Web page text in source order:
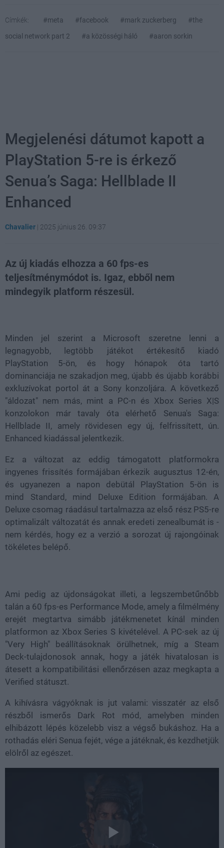
Címkék: #meta #facebook #mark zuckerberg
#the
social network part 2
#a közösségi háló #aaron sorkin
Megjelenési dátumot kapott a
PlayStation 5-re is érkező
Senua’s Saga: Hellblade II
Enhanced
Chavalier | 2025 június 26. 09:37
Az új kiadás elhozza a 60 fps-es
teljesítménymódot is. Igaz, ebből nem
mindegyik platform részesül.
Minden jel szerint a Microsoft szeretne lenni a
legnagyobb, legtöbb játékot értékesítő kiadó
PlayStation 5-ön, és hogy hónapok óta tartó
dominanciája ne szakadjon meg, újabb és újabb korábbi
exkluzívokat portol át a Sony konzoljára. A következő
"áldozat" nem más, mint a PC-n és Xbox Series X|S
konzolokon már tavaly óta elérhető Senua's Saga:
Hellblade II, amely rövidesen egy új, felfrissített, ún.
Enhanced kiadással jelentkezik.
Ez a változat az eddig támogatott platformokra
ingyenes frissítés formájában érkezik augusztus 12-én,
és ugyanezen a napon debütál PlayStation 5-ön is
mind Standard, mind Deluxe Edition formájában. A
Deluxe csomag ráadásul tartalmazza az első rész PS5-re
optimalizált változatát és annak eredeti zenealbumát is -
nem kérdés, hogy ez a verzió a sorozat új rajongóinak
tökéletes belépő.
Ami pedig az újdonságokat illeti, a legszembetűnőbb
talán a 60 fps-es Performance Mode, amely a filmélmény
erejét megtartva simább játékmenetet kínál minden
platformon az Xbox Series S kivételével. A PC-sek az új
"Very High" beállításoknak örülhetnek, míg a Steam
Deck-tulajdonosok annak, hogy a játék hivatalosan is
átesett a kompatibilitási ellenőrzésen azaz megkapta a
Verified státuszt.
A kihívásra vágyóknak is jut valami: visszatér az első
részből ismerős Dark Rot mód, amelyben minden
elhibázott lépés közelebb visz a végső bukáshoz. Ha a
rothadás eléri Senua fejét, vége a játéknak, és kezdhetjük
elölről az egészet.